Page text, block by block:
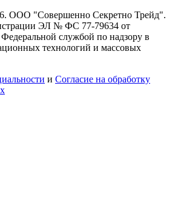
ООО "Совершенно Секретно Трейд".
ЭЛ № ФС 77-79634 от
службой по надзору в
технологий и массовых
и Согласие на обработку